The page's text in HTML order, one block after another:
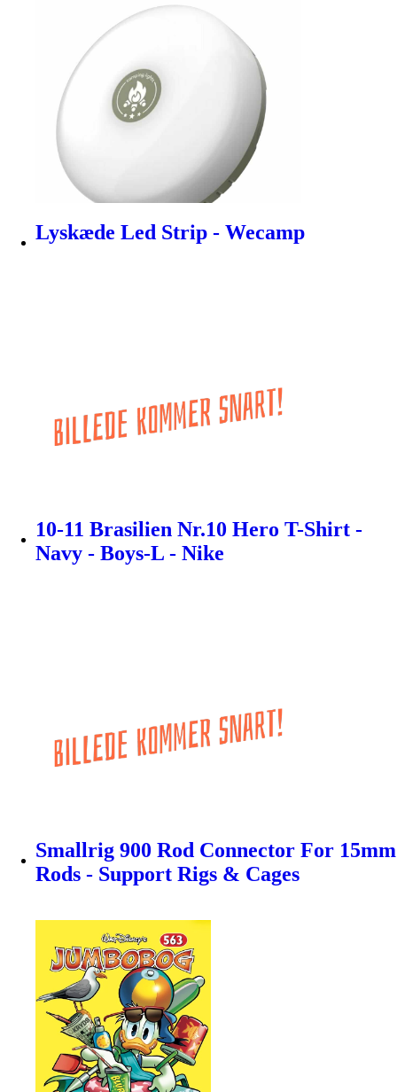
Lyskæde Led Strip - Wecamp
10-11 Brasilien Nr.10 Hero T-Shirt -
Navy - Boys-L - Nike
Smallrig 900 Rod Connector For 15mm
Rods - Support Rigs & Cages